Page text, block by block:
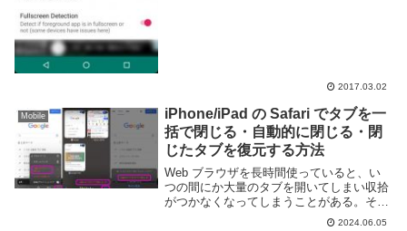
2017.03.02
Mobile
iPhone/iPad の Safari でタブを一
括で閉じる・自動的に閉じる・閉
じたタブを復元する方法
Web ブラウザを長時間使っていると、い
つの間にか大量のタブを開いてしまい収拾
がつかなくなってしまうことがある。そう
いう時は思い切ってすべてのタブを閉じて
2024.06.05